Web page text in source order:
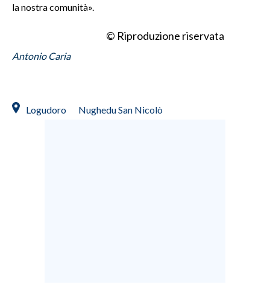
PUBBLICITÀ
la nostra comunità».
© Riproduzione riservata
Antonio Caria
Logudoro Nughedu San Nicolò